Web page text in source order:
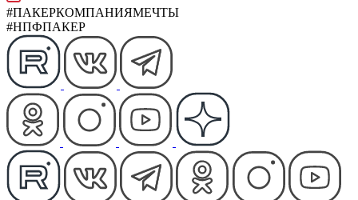
#ПАКЕРКОМПАНИЯМЕЧТЫ
#НПФПАКЕР